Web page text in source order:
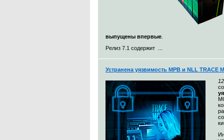
выпущены впервые
Релиз 7.1 содержит ...
Устранена уязвимость МРВ и NLL TRACE